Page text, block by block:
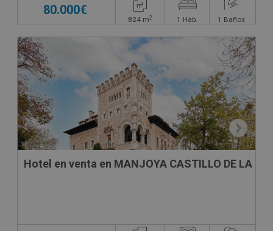
80.000€
824 m2 1 Hab. 1 Baños
CONDICIONES ESPECIALES
Hotel en venta en MANJOYA CASTILLO DE LA